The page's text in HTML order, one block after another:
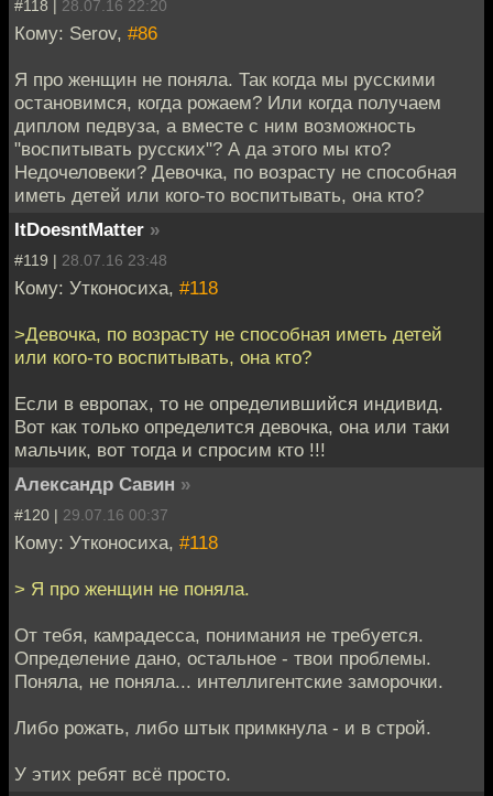
#118 | 28.07.16 22:20
Кому: Serov, #86
Я про женщин не поняла. Так когда мы русскими
остановимся, когда рожаем? Или когда получаем
диплом педвуза, а вместе с ним возможность
"воспитывать русских"? А да этого мы кто?
Недочеловеки? Девочка, по возрасту не способная
иметь детей или кого-то воспитывать, она кто?
ItDoesntMatter »
#119 | 28.07.16 23:48
Кому: Утконосиха, #118
>Девочка, по возрасту не способная иметь детей
или кого-то воспитывать, она кто?
Если в европах, то не определившийся индивид.
Вот как только определится девочка, она или таки
мальчик, вот тогда и спросим кто !!!
Александр Савин »
#120 | 29.07.16 00:37
Кому: Утконосиха, #118
> Я про женщин не поняла.
От тебя, камрадесса, понимания не требуется.
Определение дано, остальное - твои проблемы.
Поняла, не поняла... интеллигентские заморочки.
Либо рожать, либо штык примкнула - и в строй.
У этих ребят всё просто.